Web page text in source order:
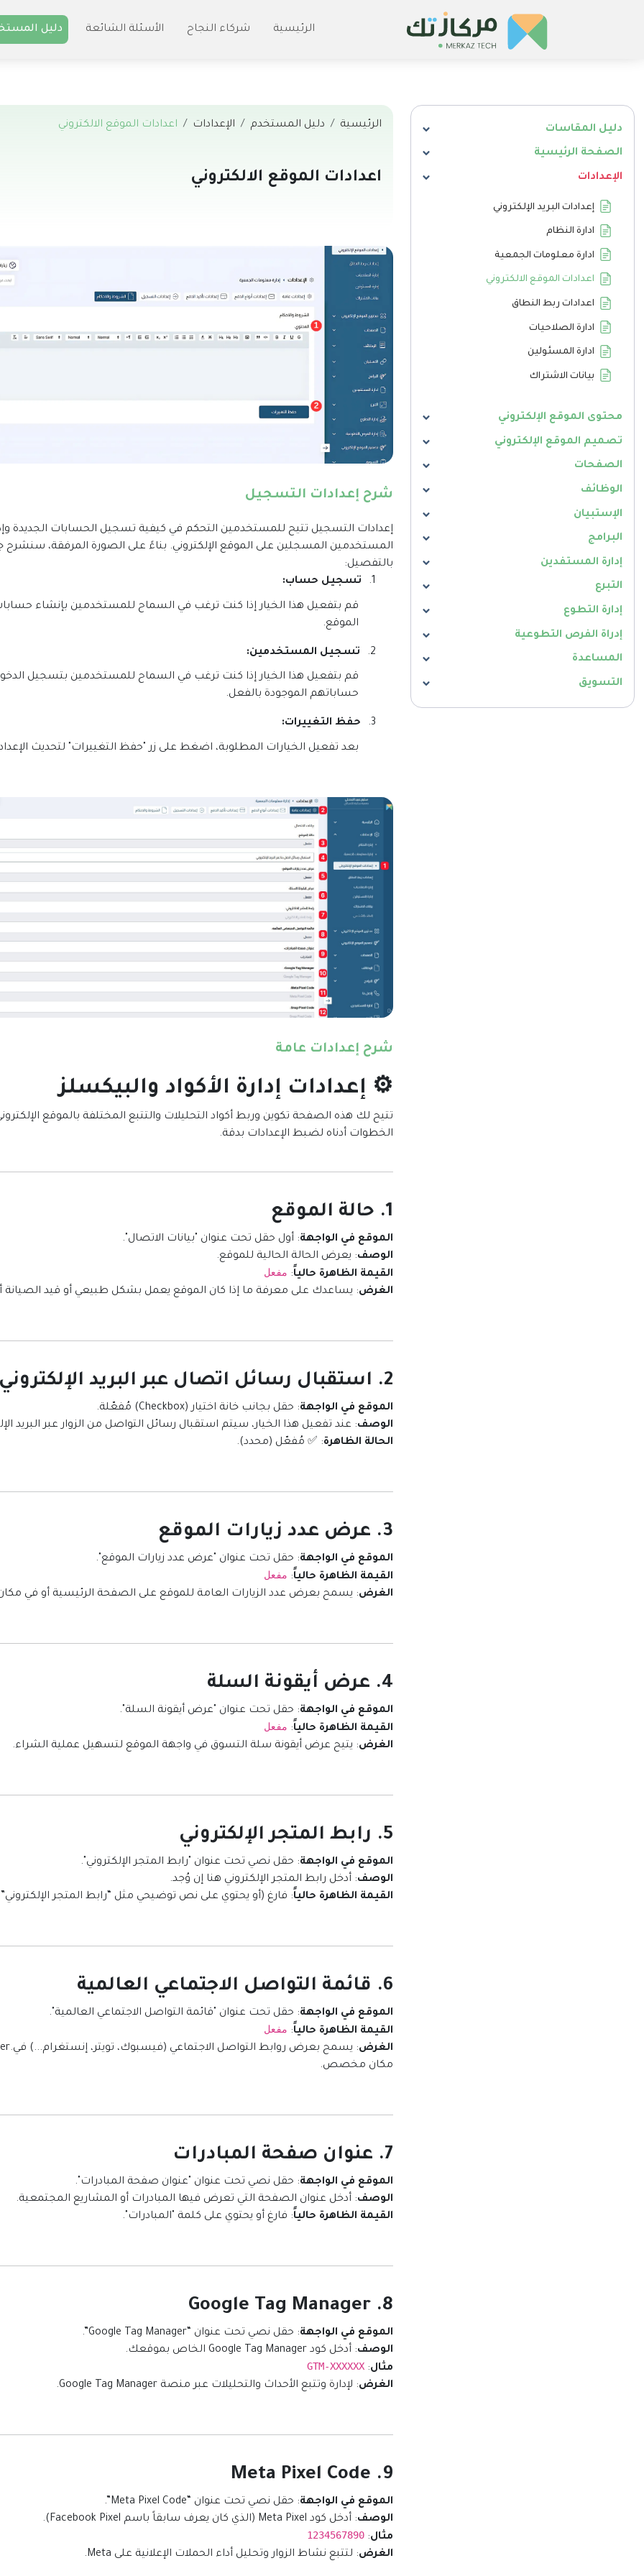
الرئيسية شركاء النجاح الأسئلة الشائعة دليل
دليل المقاسات
الصفحة الرئيسية
الإعدادات
إعدادات البريد الإلكتروني
ادارة النظام
ادارة معلومات الجمعية
اعدادات الموقع الالكتروني
اعدادات ربط النطاق
ادارة الصلاحيات
ادارة المسئولين
بيانات الاشتراك
محتوى الموقع الإلكتروني
تصميم الموقع الإلكتروني
الصفحات
الوظائف
الإستبيان
البرامج
إدارة المستفدين
التبرع
إدارة التطوع
إدراة الفرص التطوعية
المساعدة
التسويق
الرئيسية دليل المستخدم الإعدادات اعدادات الموقع الالكتروني
اعدادات الموقع الالكتروني
شرح إعدادات التسجيل
إعدادات التسجيل تتيح للمستخدمين التحكم في كيفية تسجيل الحسابات الجديدة
المستخدمين المسجلين على الموقع الإلكتروني. بناءً على الصورة المرفقة، سنشرح
بالتفصيل:
1.
تسجيل حساب:
قم بتفعيل هذا الخيار إذا كنت ترغب في السماح للمستخدمين بإنشاء
الموقع.
2. تسجيل المستخدمين:
قم بتفعيل هذا الخيار إذا كنت ترغب في السماح للمستخدمين بتسجيل
حساباتهم الموجودة بالفعل.
3. حفظ التغييرات:
بعد تفعيل الخيارات المطلوبة، اضغط على زر "حفظ التغييرات" لتحديث
شرح إعدادات عامة
⚙ إعدادات إدارة الأكواد والبيكسلز
تتيح لك هذه الصفحة تكوين وربط أكواد التحليلات والتتبع المختلفة بالموقع
الخطوات أدناه لضبط الإعدادات بدقة.
1. حالة الموقع
الموقع في الواجهة: أول حقل تحت عنوان "بيانات الاتصال".
الوصف: يعرض الحالة الحالية للموقع.
القيمة الظاهرة حالياً: مفعل
الغرض: يساعدك على معرفة ما إذا كان الموقع يعمل بشكل طبيعي أو قيد الصيانة
2. استقبال رسائل اتصال عبر البريد الإلكتروني
الموقع في الواجهة: حقل بجانب خانة اختيار (Checkbox) مُفعّلة.
الوصف: عند تفعيل هذا الخيار، سيتم استقبال رسائل التواصل من الزوار عبر البريد
الحالة الظاهرة: ✅ مُفعّل (محدد).
3. عرض عدد زيارات الموقع
الموقع في الواجهة: حقل تحت عنوان "عرض عدد زيارات الموقع".
القيمة الظاهرة حالياً: مفعل
الغرض: يسمح بعرض عدد الزيارات العامة للموقع على الصفحة الرئيسية أو في
4. عرض أيقونة السلة
الموقع في الواجهة: حقل تحت عنوان "عرض أيقونة السلة".
القيمة الظاهرة حالياً: مفعل
الغرض: يتيح عرض أيقونة سلة التسوق في واجهة الموقع لتسهيل عملية الشراء.
5. رابط المتجر الإلكتروني
الموقع في الواجهة: حقل نصي تحت عنوان "رابط المتجر الإلكتروني".
الوصف: أدخل رابط المتجر الإلكتروني هنا إن وُجد.
القيمة الظاهرة حالياً: فارغ (أو يحتوي على نص توضيحي مثل “رابط المتجر
6. قائمة التواصل الاجتماعي العالمية
الموقع في الواجهة: حقل تحت عنوان "قائمة التواصل الاجتماعي العالمية".
القيمة الظاهرة حالياً: مفعل
الغرض
مكان مخصص.
7. عنوان صفحة المبادرات
الموقع في الواجهة: حقل نصي تحت عنوان "عنوان صفحة المبادرات".
الوصف: أدخل عنوان الصفحة التي تعرض فيها المبادرات أو المشاريع المجتمعية.
القيمة الظاهرة حالياً: فارغ أو يحتوي على كلمة "المبادرات".
8. Google Tag Manager
الموقع في الواجهة: حقل نصي تحت عنوان “Google Tag Manager”.
الوصف: أدخل كود Google Tag Manager الخاص بموقعك.
مثال:
GTM-XXXXXX
الغرض: لإدارة وتتبع الأحداث والتحليلات عبر منصة Google Tag Manager.
9. Meta Pixel Code
الموقع في الواجهة: حقل نصي تحت عنوان “Meta Pixel Code”.
الوصف: أدخل كود Meta Pixel (الذي كان يعرف سابقاً باسم Facebook Pixel).
مثال:
1234567890
الغرض: لتتبع نشاط الزوار وتحليل أداء الحملات الإعلانية على Meta.